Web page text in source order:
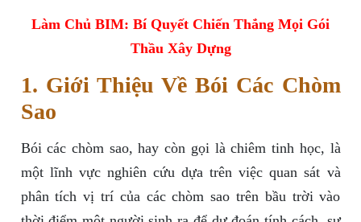
Làm Chủ BIM: Bí Quyết Chiến Thắng Mọi Gói
Thầu Xây Dựng
1. Giới Thiệu Về Bói Các Chòm
Sao
Bói các chòm sao, hay còn gọi là chiêm tinh học, là
một lĩnh vực nghiên cứu dựa trên việc quan sát và
phân tích vị trí của các chòm sao trên bầu trời vào